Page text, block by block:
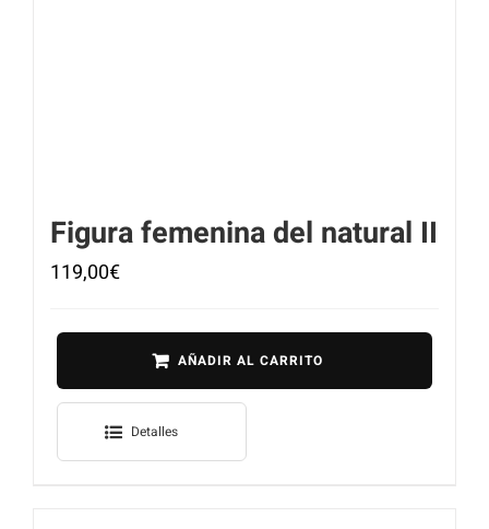
Figura femenina del natural II
119,00€
AÑADIR AL CARRITO
Detalles